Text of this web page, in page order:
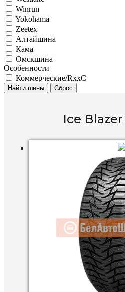
Winrun
Yokohama
Zeetex
Алтайшина
Кама
Омскшина
Особенности
Коммерческие/RxxC
Найти шины Сброс
Ice Blazer